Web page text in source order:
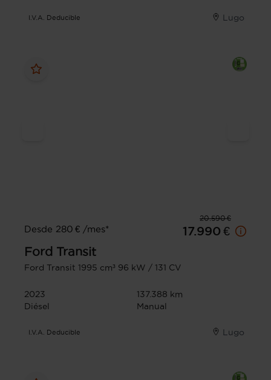
I.V.A. Deducible Lugo
20.590 €
Desde 280 € /mes*
17.990 €
Ford Transit
Ford Transit 1995 cm³ 96 kW / 131 CV
2023
137.388 km
Diésel
Manual
I.V.A. Deducible Lugo